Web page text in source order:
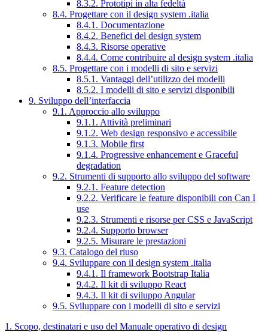
8.3.2. Prototipi in alta fedeltà
8.4. Progettare con il design system .italia
8.4.1. Documentazione
8.4.2. Benefici del design system
8.4.3. Risorse operative
8.4.4. Come contribuire al design system .italia
8.5. Progettare con i modelli di sito e servizi
8.5.1. Vantaggi dell’utilizzo dei modelli
8.5.2. I modelli di sito e servizi disponibili
9. Sviluppo dell’interfaccia
9.1. Approccio allo sviluppo
9.1.1. Attività preliminari
9.1.2. Web design responsivo e accessibile
9.1.3. Mobile first
9.1.4. Progressive enhancement e Graceful
degradation
9.2. Strumenti di supporto allo sviluppo del software
9.2.1. Feature detection
9.2.2. Verificare le feature disponibili con Can I
use
9.2.3. Strumenti e risorse per CSS e JavaScript
9.2.4. Supporto browser
9.2.5. Misurare le prestazioni
9.3. Catalogo del riuso
9.4. Sviluppare con il design system .italia
9.4.1. Il framework Bootstrap Italia
9.4.2. Il kit di sviluppo React
9.4.3. Il kit di sviluppo Angular
9.5. Sviluppare con i modelli di sito e servizi
1. Scopo, destinatari e uso del Manuale operativo di design